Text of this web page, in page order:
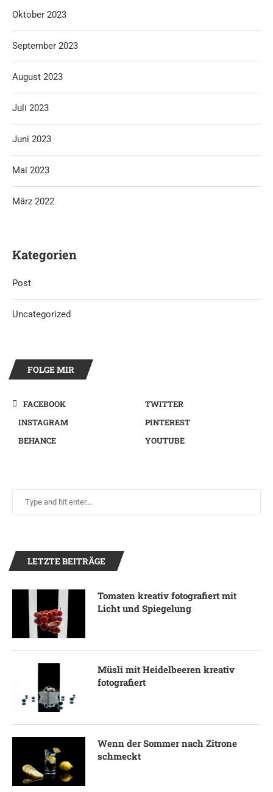
Oktober 2023
September 2023
August 2023
Juli 2023
Juni 2023
Mai 2023
März 2022
Kategorien
Post
Uncategorized
FOLGE MIR
FACEBOOK
TWITTER
INSTAGRAM
PINTEREST
BEHANCE
YOUTUBE
LETZTE BEITRÄGE
Tomaten kreativ fotografiert mit
Licht und Spiegelung
Müsli mit Heidelbeeren kreativ
fotografiert
Wenn der Sommer nach Zitrone
schmeckt